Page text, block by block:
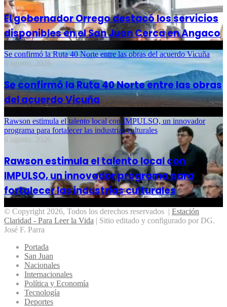
El gobernador Orrego destacó los servicios
disponibles en el San Juan Cerca en Angaco
Se confirmó la Ruta 40 Norte entre las obras del acuerdo Vicuña
6 agosto, 2026
Se confirmó la Ruta 40 Norte entre las obras
del acuerdo Vicuña
Rawson estimula el talento local con IMPULSO, un innovador
programa para fortalecer las industrias culturales
6 agosto, 2026
Rawson estimula el talento local con
IMPULSO, un innovador programa para
fortalecer las industrias culturales
© Copyright 2026, Todos los derechos reservados | Estación
Claridad - Para Leer la Vida | Sitio editado y configurado por DG.
José F. Parra
Portada
San Juan
Nacionales
Internacionales
Política y Economía
Tecnología
Deportes